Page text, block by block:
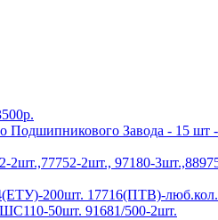
Завода - 15 шт
2шт., 97180-
200шт. 17716(ПТВ)-
50шт. 91681/500-2шт.